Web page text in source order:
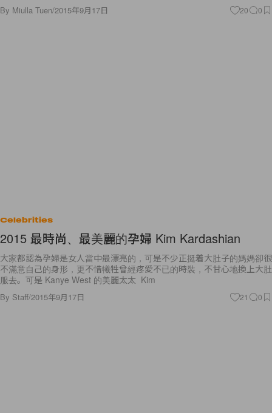
By Miulla Tuen/2015年9月17日 20 0
Celebrities
2015 最時尚、最美麗的孕婦 Kim Kardashian
大家都認為孕婦是女人當中最漂亮的，可是不少正挺着大肚子的媽媽卻很
不滿意自己的身形，更不惜犧牲曾經疼愛不已的時裝，不甘心地換上大肚
服去。可是 Kanye West 的美麗太太 Kim
By Staff/2015年9月17日 21 0